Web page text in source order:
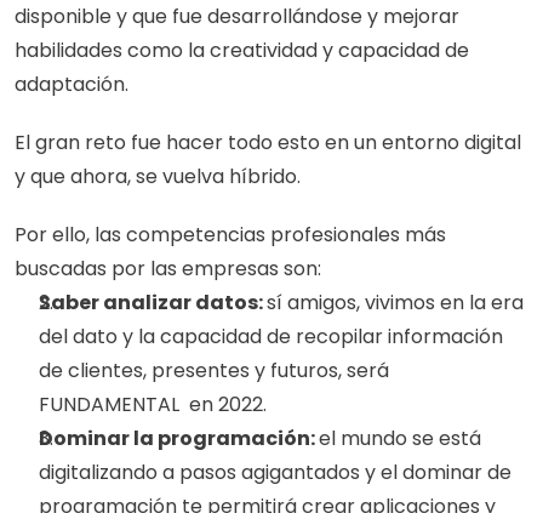
disponible y que fue desarrollándose y mejorar
habilidades como la creatividad y capacidad de
adaptación.
El gran reto fue hacer todo esto en un entorno digital
y que ahora, se vuelva híbrido.
Por ello, las competencias profesionales más
buscadas por las empresas son:
Saber analizar datos: sí amigos, vivimos en la era
del dato y la capacidad de recopilar información
de clientes, presentes y futuros, será
FUNDAMENTAL  en 2022.
Dominar la programación: el mundo se está
digitalizando a pasos agigantados y el dominar de
programación te permitirá crear aplicaciones y